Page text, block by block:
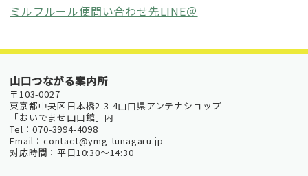
ミルフルール便問い合わせ先LINE＠
山口つながる案内所
〒103-0027
東京都中央区日本橋2-3-4山口県アンテナショップ
「おいでませ山口館」内
Tel：070-3994-4098
Email：contact@ymg-tunagaru.jp
対応時間：平日10:30～14:30